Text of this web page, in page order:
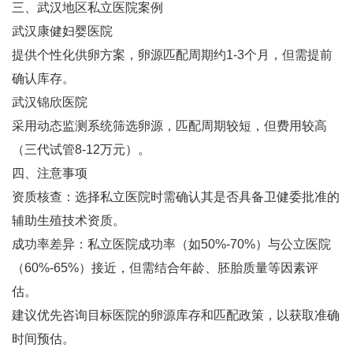
三、武汉地区私立医院案例
武汉康健妇婴医院‌
提供个性化供卵方案，卵源匹配周期约1-3个月，但需提前
确认库存‌。
武汉锦欣医院‌
采用动态监测系统筛选卵源，匹配周期较短，但费用较高
（三代试管8-12万元）‌。
四、注意事项
资质核查‌：选择私立医院时需确认其是否具备卫健委批准的
辅助生殖技术资质‌。
成功率差异‌：私立医院成功率（如50%-70%）与公立医院
（60%-65%）接近，但需结合年龄、胚胎质量等因素评
估‌。
建议优先咨询目标医院的卵源库存和匹配政策，以获取准确
时间预估‌。